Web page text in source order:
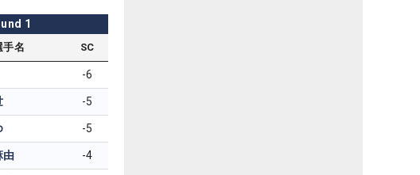
1
手名 SC
-6
-5
-5
由 -4